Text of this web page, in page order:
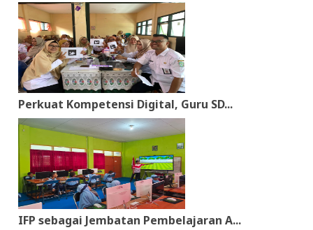
Perkuat Kompetensi Digital, Guru SD...
IFP sebagai Jembatan Pembelajaran A...